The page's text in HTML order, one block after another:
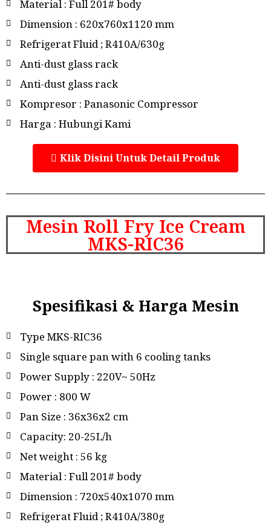
Material : Full 201# body
Dimension : 620x760x1120 mm
Refrigerat Fluid ; R410A/630g
Anti-dust glass rack
Anti-dust glass rack
Kompresor : Panasonic Compressor
Harga : Hubungi Kami
Klik Disini Untuk Detail Produk
Mesin Roll Fry Ice Cream
MKS-RIC36
Spesifikasi & Harga Mesin
Type MKS-RIC36
Single square pan with 6 cooling tanks
Power Supply : 220V~ 50Hz
Power : 800 W
Pan Size : 36x36x2 cm
Capacity: 20-25L/h
Net weight : 56 kg
Material : Full 201# body
Dimension : 720x540x1070 mm
Refrigerat Fluid ; R410A/380g